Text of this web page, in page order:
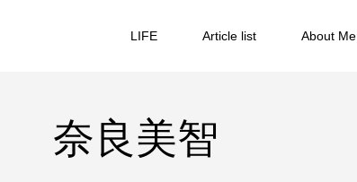
LIFE Article list About Me
奈良美智